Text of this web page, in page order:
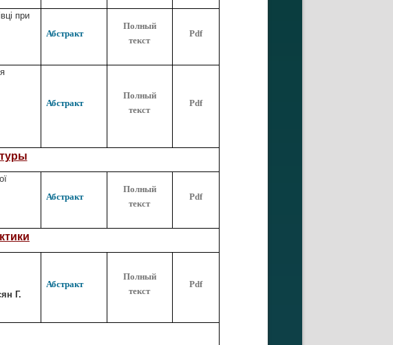
при
Абстракт
Полный
текст
Pdf
Абстракт
Полный
текст
Pdf
Абстракт
Полный
текст
Pdf
Г.
Абстракт
Полный
текст
Pdf